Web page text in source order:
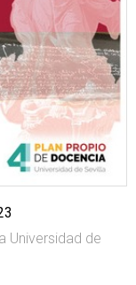
Universidad de